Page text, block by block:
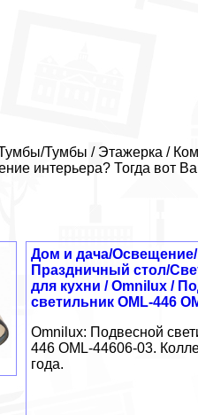
Тумбы / Этажерка /
интерьера? Тогда вот
Дом и дача/
Праздничный стол/
для кухни / Omnilux /
светильник OML-446
Omnilux: Подвесной
446 OML-44606-03.
года.